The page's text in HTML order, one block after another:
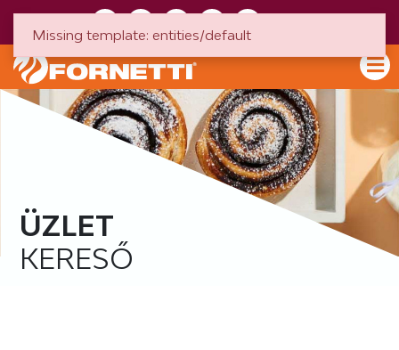
ÜZLET
KERESŐ
Missing template: entities/default